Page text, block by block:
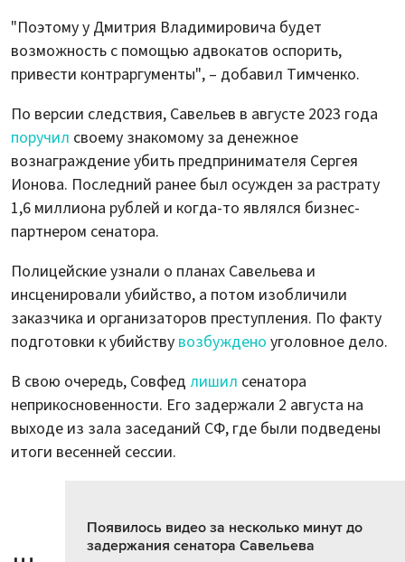
"Поэтому у Дмитрия Владимировича будет
возможность с помощью адвокатов оспорить,
привести контраргументы", – добавил Тимченко.
По версии следствия, Савельев в августе 2023 года
поручил своему знакомому за денежное
вознаграждение убить предпринимателя Сергея
Ионова. Последний ранее был осужден за растрату
1,6 миллиона рублей и когда-то являлся бизнес-
партнером сенатора.
Полицейские узнали о планах Савельева и
инсценировали убийство, а потом изобличили
заказчика и организаторов преступления. По факту
подготовки к убийству возбуждено уголовное дело.
В свою очередь, Совфед лишил сенатора
неприкосновенности. Его задержали 2 августа на
выходе из зала заседаний СФ, где были подведены
итоги весенней сессии.
Появилось видео за несколько минут до
задержания сенатора Савельева